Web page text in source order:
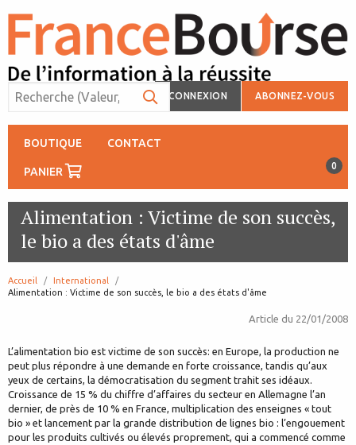
CONNEXION ABONNEZ-VOUS
BOUTIQUE CONTACT
PANIER 0
Alimentation : Victime de son succès,
le bio a des états d'âme
Accueil
International
page:
Alimentation : Victime de son succès, le bio a des états d'âme
Article du 22/01/2008
L’alimentation bio est victime de son succès: en Europe, la production ne
peut plus répondre à une demande en forte croissance, tandis qu’aux
yeux de certains, la démocratisation du segment trahit ses idéaux.
Croissance de 15 % du chiffre d’affaires du secteur en Allemagne l’an
dernier, de près de 10 % en France, multiplication des enseignes « tout
bio » et lancement par la grande distribution de lignes bio : l’engouement
pour les produits cultivés ou élevés proprement, qui a commencé comme